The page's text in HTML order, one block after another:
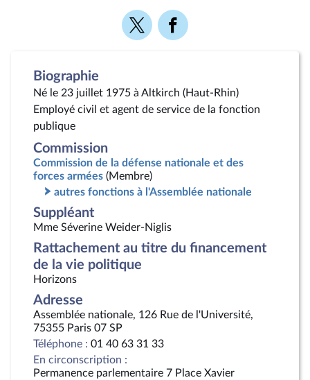
Voir
la
Voir
la
Biographie
Né le 23 juillet 1975 à Altkirch (Haut-Rhin)
Employé civil et agent de service de la fonction
publique
Commission
Commission de la défense nationale et des
forces armées (Membre)
autres fonctions à l'Assemblée nationale
Suppléant
Mme Séverine Weider-Niglis
Rattachement au titre du financement
de la vie politique
Horizons
Adresse
Assemblée nationale, 126 Rue de l'Université,
75355 Paris 07 SP
Téléphone : 01 40 63 31 33
En circonscription :
Permanence parlementaire 7 Place Xavier